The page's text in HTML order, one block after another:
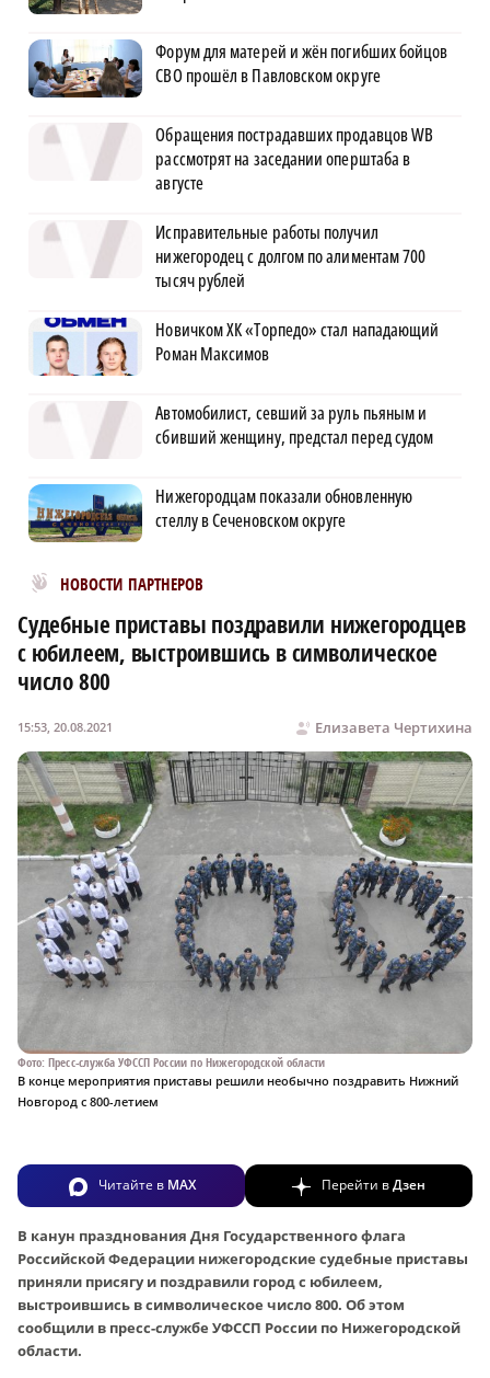
Форум для матерей и жён погибших бойцов
СВО прошёл в Павловском округе
Обращения пострадавших продавцов WB
рассмотрят на заседании оперштаба в
августе
Исправительные работы получил
нижегородец с долгом по алиментам 700
тысяч рублей
Новичком ХК «Торпедо» стал нападающий
Роман Максимов
Автомобилист, севший за руль пьяным и
сбивший женщину, предстал перед судом
Нижегородцам показали обновленную
стеллу в Сеченовском округе
НОВОСТИ ПАРТНЕРОВ
Новости МирТесен
Судебные приставы поздравили нижегородцев
с юбилеем, выстроившись в символическое
число 800
Елизавета Чертихина
15:53, 20.08.2021
Фото: Пресс-служба УФССП России по Нижегородской области
В конце мероприятия приставы решили необычно поздравить Нижний
Новгород с 800-летием
Читайте в MAX Перейти вДзен
В канун празднования Дня Государственного флага
Российской Федерации нижегородские судебные приставы
приняли присягу и поздравили город с юбилеем,
выстроившись в символическое число 800. Об этом
сообщили в пресс-службе УФССП России по Нижегородской
области.